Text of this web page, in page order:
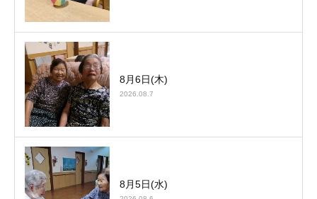
8月6日(木)
2026.08.7
8月5日(水)